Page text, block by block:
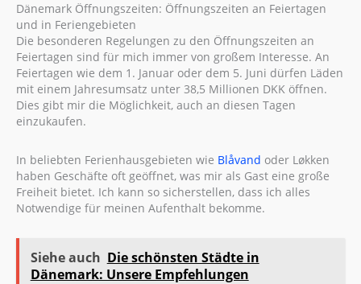
Dänemark Öffnungszeiten: Öffnungszeiten an Feiertagen
und in Feriengebieten
Die besonderen Regelungen zu den Öffnungszeiten an
Feiertagen sind für mich immer von großem Interesse. An
Feiertagen wie dem 1. Januar oder dem 5. Juni dürfen Läden
mit einem Jahresumsatz unter 38,5 Millionen DKK öffnen.
Dies gibt mir die Möglichkeit, auch an diesen Tagen
einzukaufen.
In beliebten Ferienhausgebieten wie Blåvand oder Løkken
haben Geschäfte oft geöffnet, was mir als Gast eine große
Freiheit bietet. Ich kann so sicherstellen, dass ich alles
Notwendige für meinen Aufenthalt bekomme.
Siehe auch Die schönsten Städte in
Dänemark: Unsere Empfehlungen